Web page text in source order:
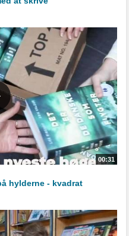
00:31
hylderne - kvadrat